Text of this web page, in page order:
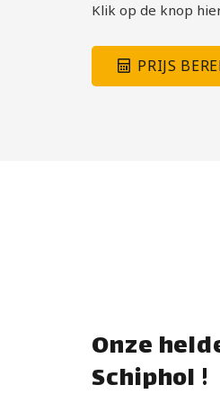
Klik op de knop
PRIJS
Onze
Schiphol !